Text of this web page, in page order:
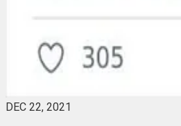
DEC 22, 2021